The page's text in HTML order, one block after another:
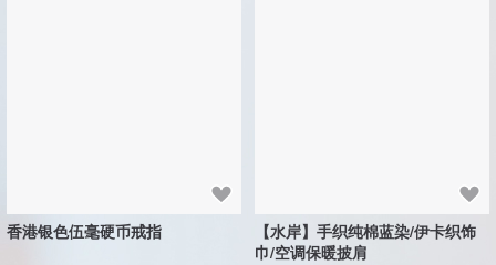
18K 星月双色长链 50cm
【翠岭】手捻手织。纯棉层次植物
染披肩/保暖巾/凉被